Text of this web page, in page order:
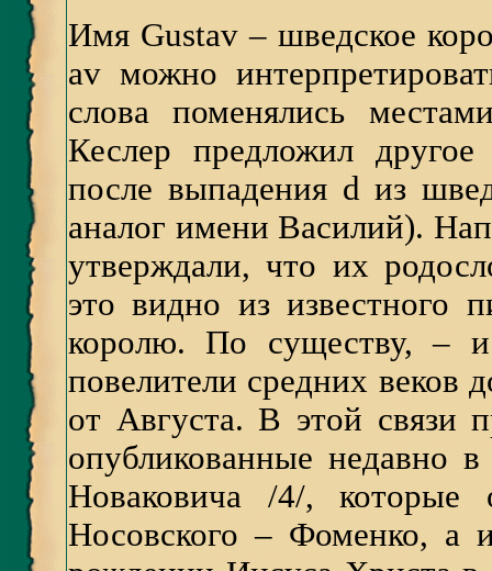
Имя Gustav – шведское
av можно
слова поменялись
Кеслер предложил
после выпадения d из
аналог имени Василий).
утверждали, что их
это видно из известного
королю. По существу, –
повелители средних веков
от Августа. В этой связи
опубликованные недавно
Новаковича /4/, которые
Носовского – Фоменко, а